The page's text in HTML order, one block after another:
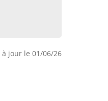
à jour le 01/06/26